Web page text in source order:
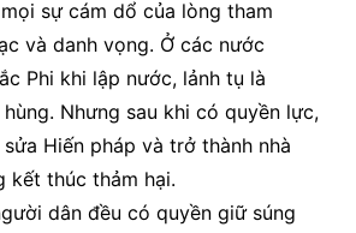
sự cám dổ của lòng tham
và danh vọng. Ở các nước
Phi khi lập nước, lảnh tụ là
Nhưng sau khi có quyền lực,
Hiến pháp và trở thành nhà
kết thúc thảm hại.
dân đều có quyền giữ súng